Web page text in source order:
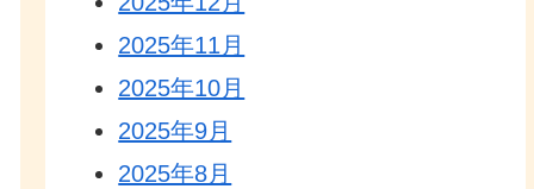
2025年11月
2025年10月
2025年9月
2025年8月